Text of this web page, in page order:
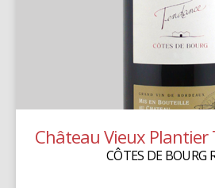
Château Vieux Plantier
CÔTES DE BOURG